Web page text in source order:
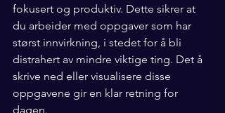
fokusert og produktiv. Dette sikrer at
du arbeider med oppgaver som har
størst innvirkning, i stedet for å bli
distrahert av mindre viktige ting. Det å
skrive ned eller visualisere disse
oppgavene gir en klar retning for
dagen.